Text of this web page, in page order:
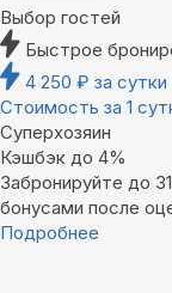
Выбор гостей
Быстрое
4 250 ₽ за сутки
Стоимость за 1
Суперхозяин
Кэшбэк до 4%
Забронируйте до
бонусами после
Подробнее